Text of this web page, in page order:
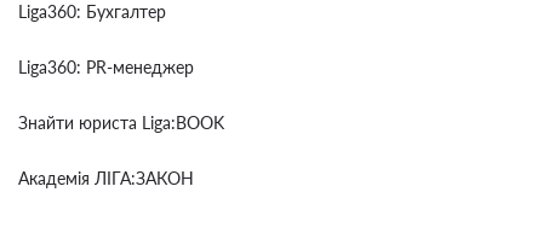
Liga360: Бухгалтер
Liga360: PR-менеджер
Знайти юриста Liga:BOOK
Академія ЛІГА:ЗАКОН